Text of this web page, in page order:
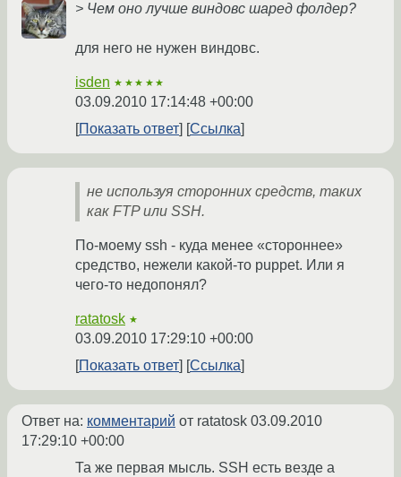
> Чем оно лучше виндовс шаред фолдер?
для него не нужен виндовс.
isden ★★★★★
03.09.2010 17:14:48 +00:00
Показать ответ
Ссылка
не используя сторонних средств, таких
как FTP или SSH.
По-моему ssh - куда менее «стороннее»
средство, нежели какой-то puppet. Или я
чего-то недопонял?
ratatosk ★
03.09.2010 17:29:10 +00:00
Показать ответ
Ссылка
Ответ на: комментарий от ratatosk 03.09.2010
17:29:10 +00:00
Та же первая мысль. SSH есть везде а